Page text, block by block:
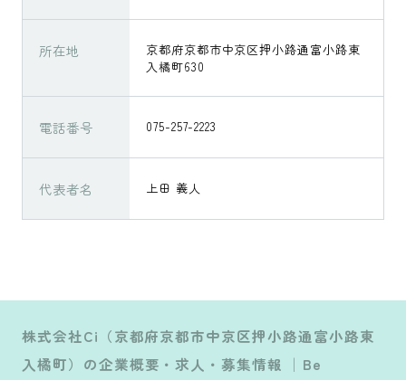
所在地
京都府京都市中京区押小路通富小路東
入橘町630
電話番号 075-257-2223
代表者名 上田 義人
株式会社Ci（京都府京都市中京区押小路通富小路東
入橘町）の企業概要・求人・募集情報 │Be